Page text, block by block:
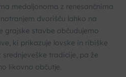
medaljonoma z renesančnima
dvorišču lahko na
grajske stavbe občudujemo
ki prikazuje lovske in ribiške
tradicije, pa že
likovno občutje.